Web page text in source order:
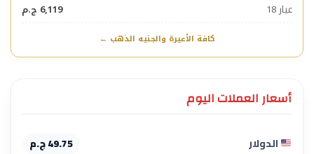
عيار 18
6,119 ج.م
كافة الأعيرة والجنيه الذهب ←
أسعار العملات اليوم
الدولار 49.75 ج.م